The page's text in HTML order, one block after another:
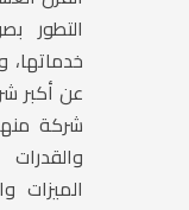
التطور
عن أكبر
شركة
الميزات